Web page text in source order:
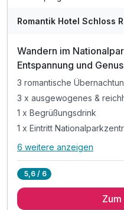
Romantik Hotel Schloss
Wandern im
Entspannung und
3 romantische
3 x ausgewogenes &
1 x Begrüßungsdrink
1 x Eintritt
Alle Inklusivleistungen
3 x ausgewogenes &
6 weitere anzeigen
5,6 / 6